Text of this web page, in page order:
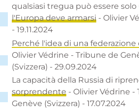
qualsiasi tregua può essere solo
l'Europa deve armarsi - Olivier
- 19.11.2024
Perché l'idea di una federazione
Olivier Védrine - Tribune de
(Svizzera) - 29.09.2024
La capacità della Russia di
sorprendente - Olivier Védrine -
Genève (Svizzera) - 17.07.2024